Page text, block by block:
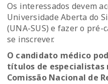
Os interessados devem
Universidade Aberta do
(UNA-SUS) e fazer o
se inscrever.
O candidato médico
títulos de especialistas
Comissão Nacional de